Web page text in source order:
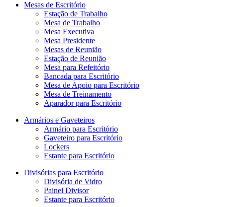
Mesas de Escritório
Estação de Trabalho
Mesa de Trabalho
Mesa Executiva
Mesa Presidente
Mesas de Reunião
Estação de Reunião
Mesa para Refeitório
Bancada para Escritório
Mesa de Apoio para Escritório
Mesa de Treinamento
Aparador para Escritório
Armários e Gaveteiros
Armário para Escritório
Gaveteiro para Escritório
Lockers
Estante para Escritório
Divisórias para Escritório
Divisória de Vidro
Painel Divisor
Estante para Escritório